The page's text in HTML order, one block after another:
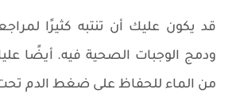
قد يكون عليك أن تنتبه كثيرًا
ودمج الوجبات الصحية فيه. أيضًا
من الماء للحفاظ على ضغط الدم